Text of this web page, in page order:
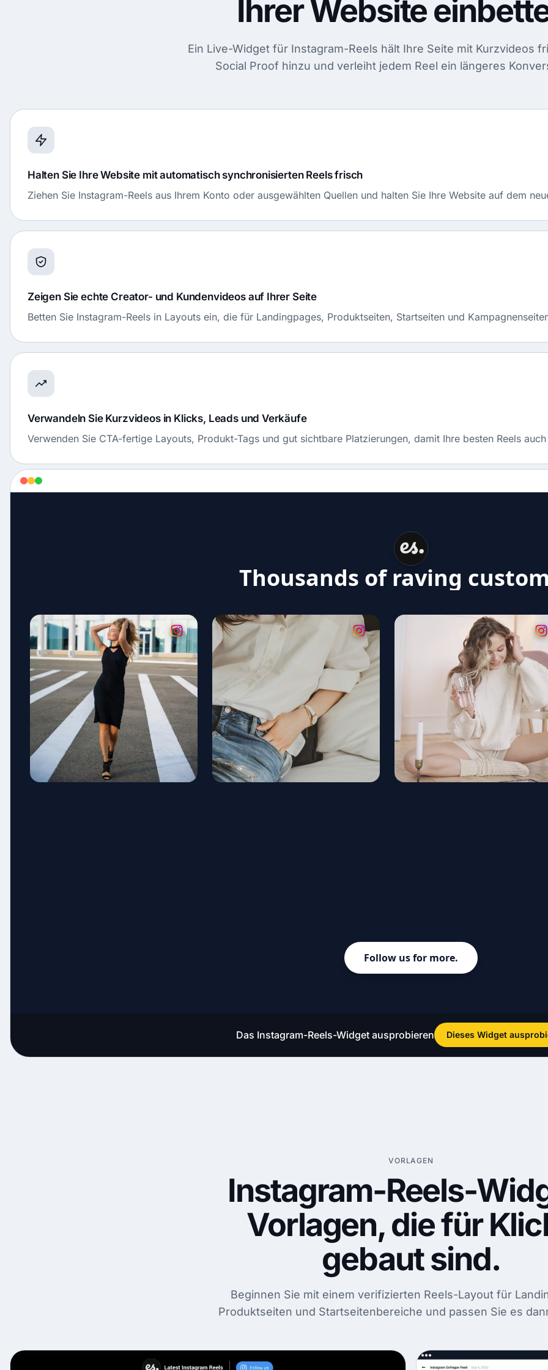
Ihrer Website
Ein Live-Widget für Instagram-Reels hält Ihre Seite mit Kurzvideos
Social Proof hinzu und verleiht jedem Reel ein längeres
Halten Sie Ihre Website mit automatisch synchronisierten Reels frisch
Ziehen Sie Instagram-Reels aus Ihrem Konto oder ausgewählten Quellen und halten Sie Ihre Website auf dem
Zeigen Sie echte Creator- und Kundenvideos auf Ihrer Seite
Betten Sie Instagram-Reels in Layouts ein, die für Landingpages, Produktseiten, Startseiten und
Verwandeln Sie Kurzvideos in Klicks, Leads und Verkäufe
Verwenden Sie CTA-fertige Layouts, Produkt-Tags und gut sichtbare Platzierungen, damit Ihre besten Reels
Das Instagram-Reels-Widget ausprobieren Dieses Widget
VORLAGEN
Instagram-Reels-
Vorlagen, die für
gebaut sind.
Beginnen Sie mit einem verifizierten Reels-Layout für
Produktseiten und Startseitenbereiche und passen Sie es